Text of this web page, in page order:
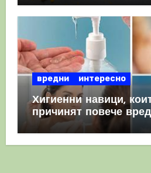
вредни интересно
Хигиенни навици,
причинят повече
полза